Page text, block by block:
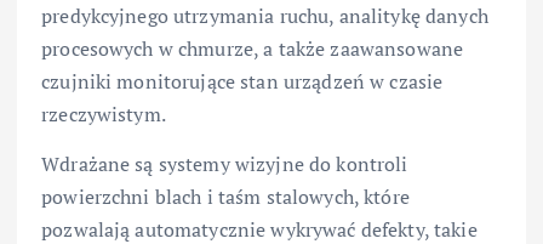
predykcyjnego utrzymania ruchu, analitykę danych
procesowych w chmurze, a także zaawansowane
czujniki monitorujące stan urządzeń w czasie
rzeczywistym.
Wdrażane są systemy wizyjne do kontroli
powierzchni blach i taśm stalowych, które
pozwalają automatycznie wykrywać defekty, takie